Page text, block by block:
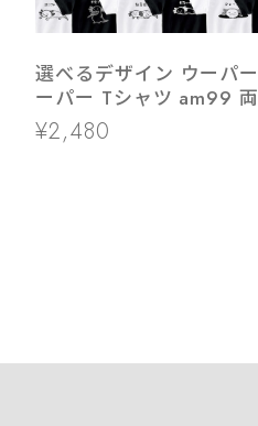
選べるデザイン ウーパ
ーパー Tシャツ am99
類 アニマル
¥2,480